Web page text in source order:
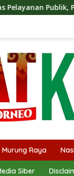
Pemkab Barut
Murung Raya
Siber